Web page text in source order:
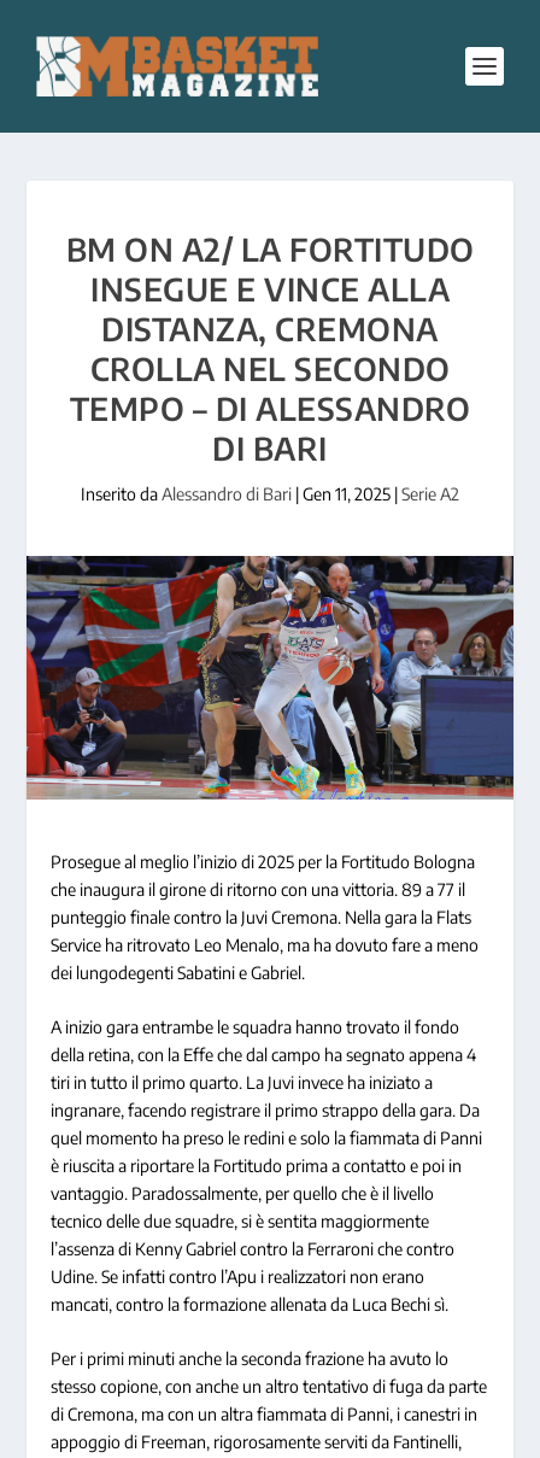
BM ON A2/ LA FORTITUDO
INSEGUE E VINCE ALLA
DISTANZA, CREMONA
CROLLA NEL SECONDO
TEMPO – DI ALESSANDRO
DI BARI
Inserito daAlessandro di Bari |Gen 11, 2025 |Serie A2
Prosegue al meglio l’inizio di 2025 per la Fortitudo Bologna
che inaugura il girone di ritorno con una vittoria. 89 a 77 il
punteggio finale contro la Juvi Cremona. Nella gara la Flats
Service ha ritrovato Leo Menalo, ma ha dovuto fare a meno
dei lungodegenti Sabatini e Gabriel.
A inizio gara entrambe le squadra hanno trovato il fondo
della retina, con la Effe che dal campo ha segnato appena 4
tiri in tutto il primo quarto. La Juvi invece ha iniziato a
ingranare, facendo registrare il primo strappo della gara. Da
quel momento ha preso le redini e solo la fiammata di Panni
è riuscita a riportare la Fortitudo prima a contatto e poi in
vantaggio. Paradossalmente, per quello che è il livello
tecnico delle due squadre, si è sentita maggiormente
l’assenza di Kenny Gabriel contro la Ferraroni che contro
Udine. Se infatti contro l’Apu i realizzatori non erano
mancati, contro la formazione allenata da Luca Bechi sì.
Per i primi minuti anche la seconda frazione ha avuto lo
stesso copione, con anche un altro tentativo di fuga da parte
di Cremona, ma con un altra fiammata di Panni, i canestri in
appoggio di Freeman, rigorosamente serviti da Fantinelli,